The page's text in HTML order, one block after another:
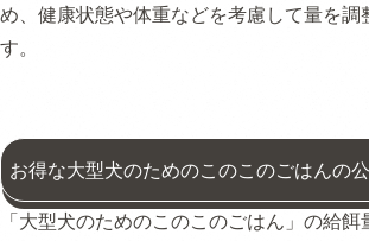
め、健康状態や体重などを考慮して量を調
す。
お得な大型犬のためのこのこのごはんの
「大型犬のためのこのこのごはん」の給